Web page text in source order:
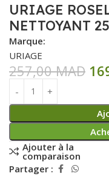
URIAGE
NETTOYANT
Marque:
URIAGE
257,00MAD
Ajouter à la
comparaison
Partager :